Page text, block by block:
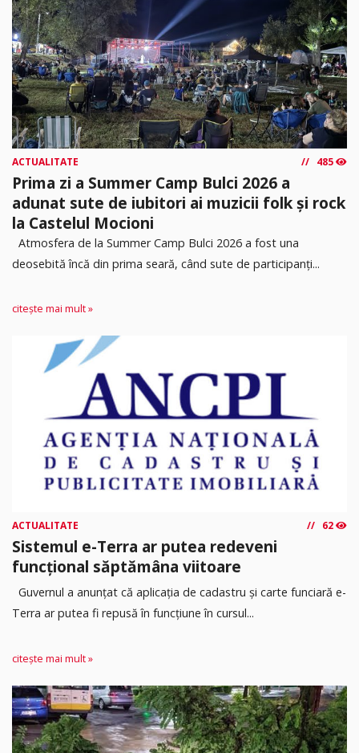
ACTUALITATE 485
Prima zi a Summer Camp Bulci 2026 a
adunat sute de iubitori ai muzicii folk și rock
la Castelul Mocioni
Atmosfera de la Summer Camp Bulci 2026 a fost una
deosebită încă din prima seară, când sute de participanți...
citește mai mult »
ACTUALITATE 62
Sistemul e-Terra ar putea redeveni
funcțional săptămâna viitoare
Guvernul a anunțat că aplicația de cadastru și carte funciară e-
Terra ar putea fi repusă în funcțiune în cursul...
citește mai mult »